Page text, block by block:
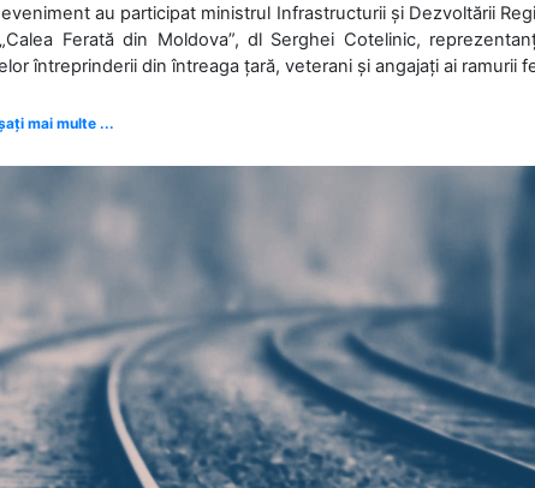
au participat ministrul Infrastructurii și Dezvoltării
Ferată din Moldova”, dl Serghei Cotelinic,
întreprinderii din întreaga țară, veterani și angajați ai ramurii
mai multe ...